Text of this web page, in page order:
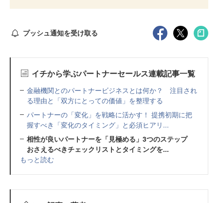
プッシュ通知を受け取る
イチから学ぶパートナーセールス連載記事一覧
金融機関とのパートナービジネスとは何か？ 注目され
る理由と「双方にとっての価値」を整理する
パートナーの「変化」を戦略に活かす！ 提携初期に把
握すべき「変化のタイミング」と必須ヒアリ...
相性が良いパートナーを「見極める」3つのステップ
おさえるべきチェックリストとタイミングを...
もっと読む